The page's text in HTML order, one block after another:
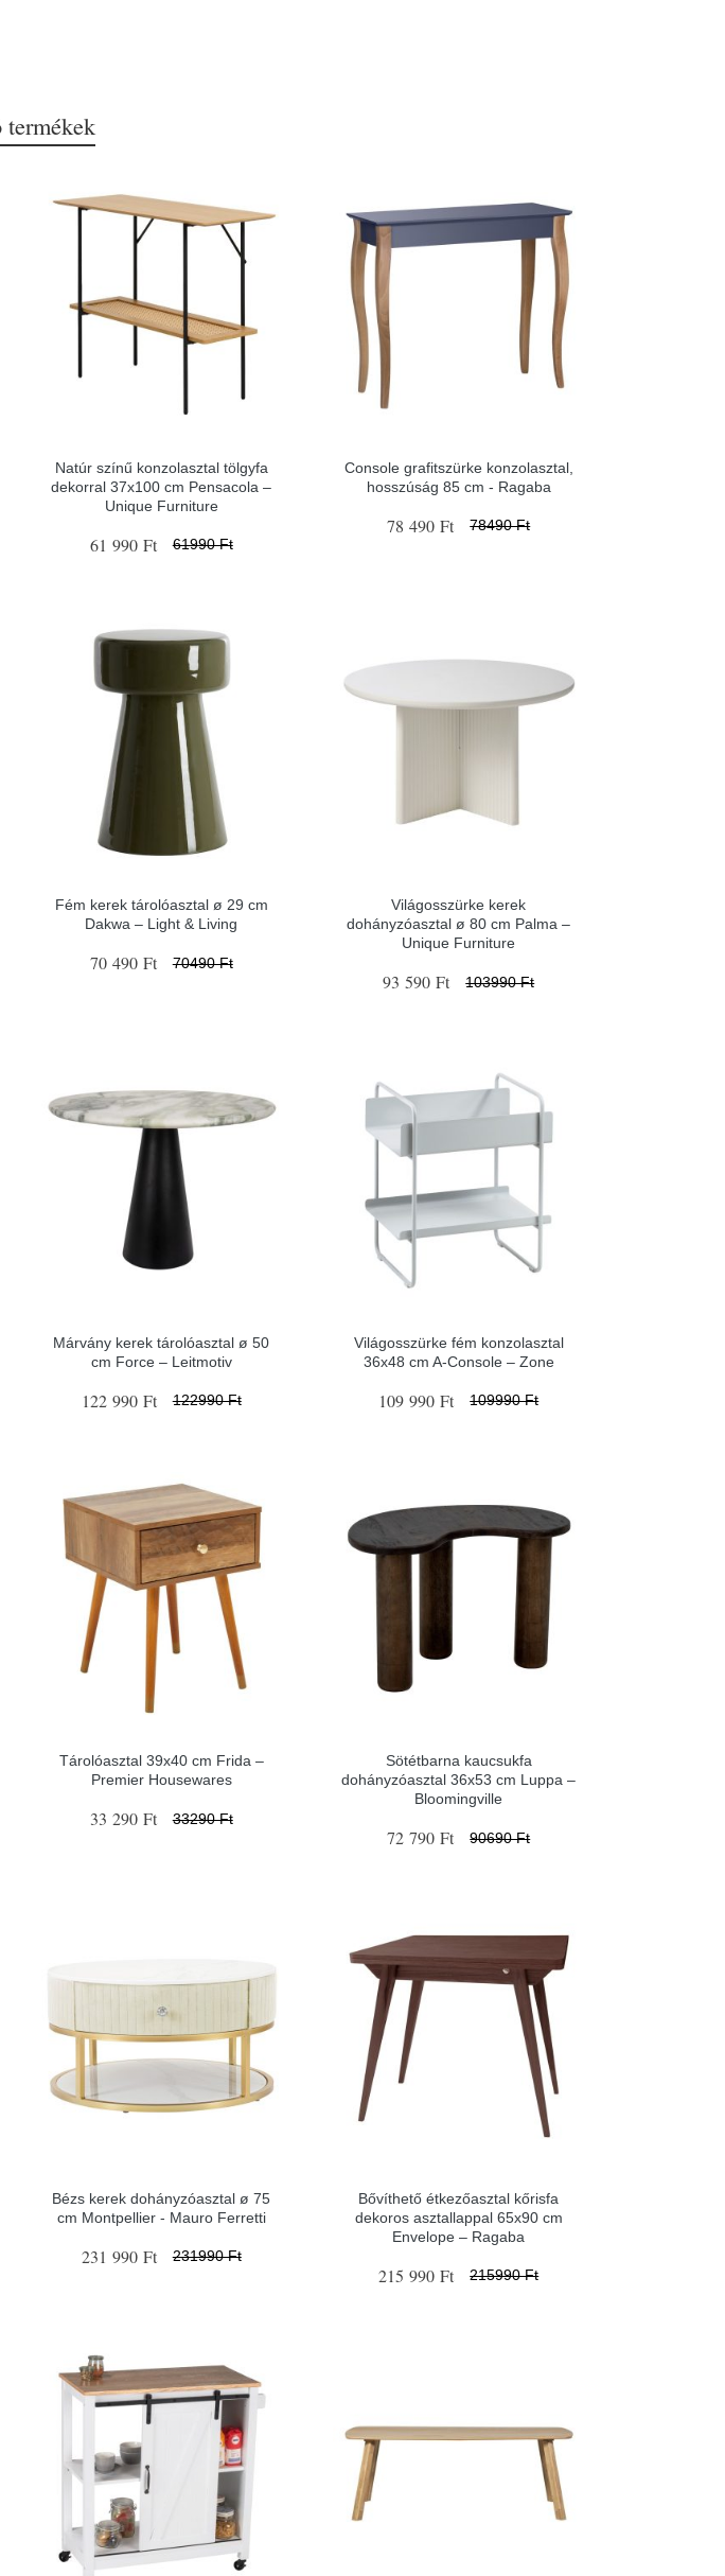
termékek
Natúr színű konzolasztal tölgyfa
dekorral 37x100 cm Pensacola –
Unique Furniture
61 990 Ft 61990 Ft
Console grafitszürke konzolasztal,
hosszúság 85 cm - Ragaba
78 490 Ft 78490 Ft
Fém kerek tárolóasztal ø 29 cm
Dakwa – Light & Living
70 490 Ft 70490 Ft
Világosszürke kerek
dohányzóasztal ø 80 cm Palma –
Unique Furniture
93 590 Ft 103990 Ft
Márvány kerek tárolóasztal ø 50
cm Force – Leitmotiv
122 990 Ft 122990 Ft
Világosszürke fém konzolasztal
36x48 cm A-Console – Zone
109 990 Ft 109990 Ft
Tárolóasztal 39x40 cm Frida –
Premier Housewares
33 290 Ft 33290 Ft
Sötétbarna kaucsukfa
dohányzóasztal 36x53 cm Luppa –
Bloomingville
72 790 Ft 90690 Ft
Bézs kerek dohányzóasztal ø 75
cm Montpellier - Mauro Ferretti
231 990 Ft 231990 Ft
Bővíthető étkezőasztal kőrisfa
dekoros asztallappal 65x90 cm
Envelope – Ragaba
215 990 Ft 215990 Ft